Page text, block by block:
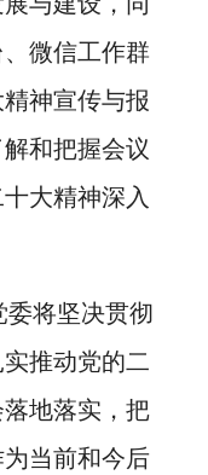
微信工作群
神宣传与报
和把握会议
大精神深入
将坚决贯彻
推动党的二
地落实，把
当前和今后